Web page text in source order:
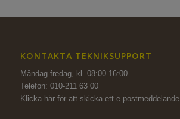
KONTAKTA TEKNIKSUPPORT
Måndag-fredag, kl. 08:00-16:00.
Telefon: 010-211 63 00
Klicka här för att skicka ett e-postmeddelande